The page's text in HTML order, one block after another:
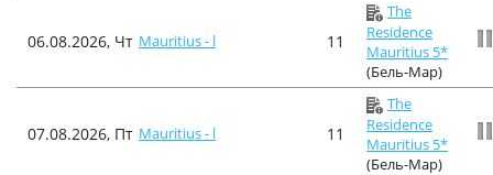
06.08.2026, Чт Mauritius - l 11
The
Residence
Mauritius 5*
(Бель-Мар)
07.08.2026, Пт Mauritius - l 11
The
Residence
Mauritius 5*
(Бель-Мар)